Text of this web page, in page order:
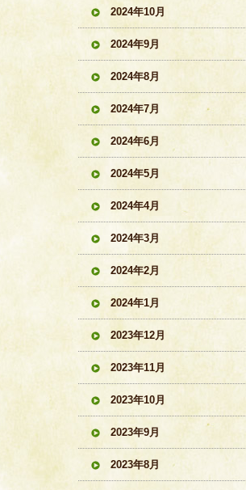
2024年10月
2024年9月
2024年8月
2024年7月
2024年6月
2024年5月
2024年4月
2024年3月
2024年2月
2024年1月
2023年12月
2023年11月
2023年10月
2023年9月
2023年8月